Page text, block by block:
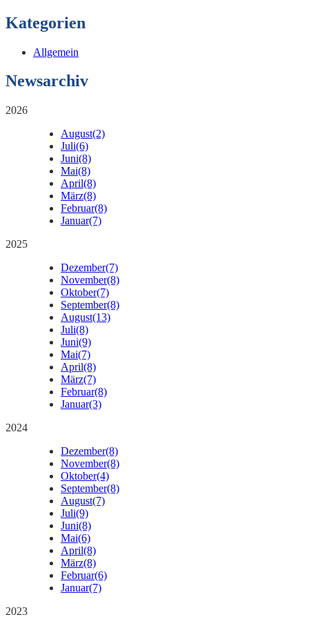
Kategorien
Allgemein
Newsarchiv
2026
August(2)
Juli(6)
Juni(8)
Mai(8)
April(8)
März(8)
Februar(8)
Januar(7)
2025
Dezember(7)
November(8)
Oktober(7)
September(8)
August(13)
Juli(8)
Juni(9)
Mai(7)
April(8)
März(7)
Februar(8)
Januar(3)
2024
Dezember(8)
November(8)
Oktober(4)
September(8)
August(7)
Juli(9)
Juni(8)
Mai(6)
April(8)
März(8)
Februar(6)
Januar(7)
2023